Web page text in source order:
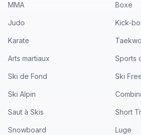
MMA Boxe
Judo Kick-
Karate
Arts martiaux Sports
Ski de Fond Ski
Ski Alpin
Saut à Skis Short
Snowboard Luge